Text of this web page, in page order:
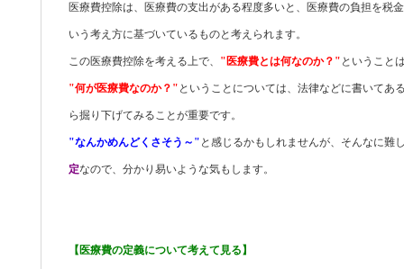
医療費控除は、医療費の支出がある程度多いと、医療費の負担を税
いう考え方に基づいているものと考えられます。
この医療費控除を考える上で、 "医療費とは何なのか？" ということ
"何が医療費なのか？" ということについては、法律などに書いてあ
ら掘り下げてみることが重要です。
"なんかめんどくさそう～" と感じるかもしれませんが、そんなに難
定なので、分かり易いような気もします。
【医療費の定義について考えて見る】